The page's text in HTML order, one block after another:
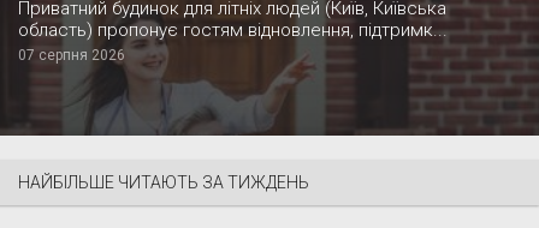
Приватний будинок для літніх людей (Київ, Київська
область) пропонує гостям відновлення, підтримк...
07 серпня 2026
НАЙБІЛЬШЕ ЧИТАЮТЬ ЗА ТИЖДЕНЬ